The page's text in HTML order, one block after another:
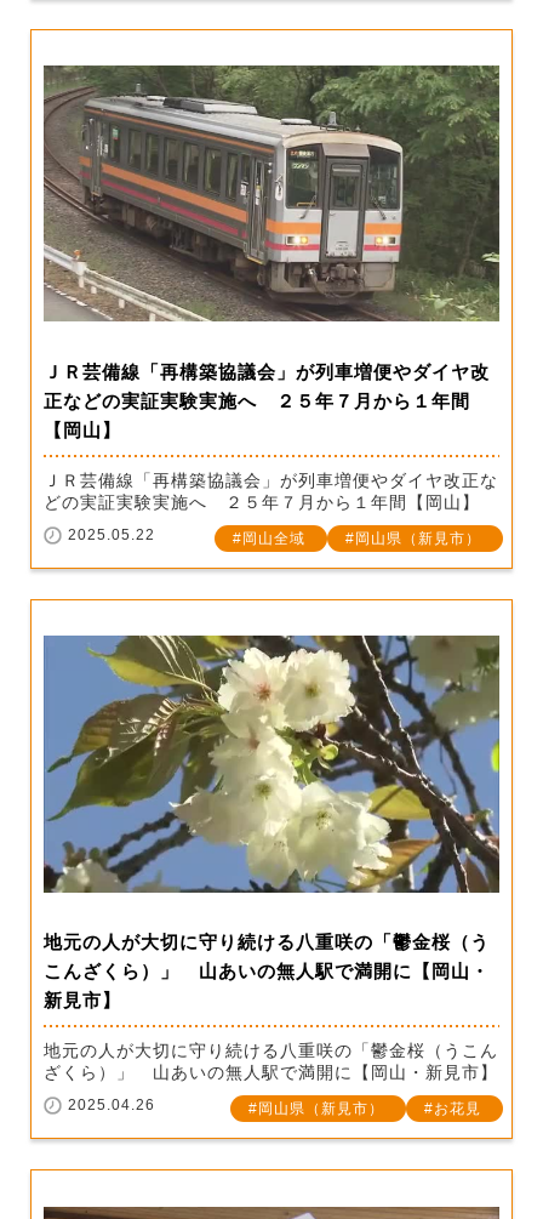
ＪＲ芸備線「再構築協議会」が列車増便やダイヤ改
正などの実証実験実施へ ２５年７月から１年間
【岡山】
ＪＲ芸備線「再構築協議会」が列車増便やダイヤ改正な
どの実証実験実施へ ２５年７月から１年間【岡山】
2025.05.22 岡山全域 岡山県（新見市）
地元の人が大切に守り続ける八重咲の「鬱金桜（う
こんざくら）」 山あいの無人駅で満開に【岡山・
新見市】
地元の人が大切に守り続ける八重咲の「鬱金桜（うこん
ざくら）」 山あいの無人駅で満開に【岡山・新見市】
2025.04.26 岡山県（新見市） お花見